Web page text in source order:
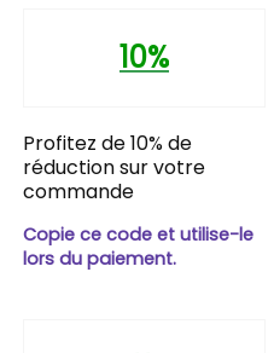
10%
Profitez de 10% de
réduction sur votre
commande
Copie ce code et utilise-le
lors du paiement.